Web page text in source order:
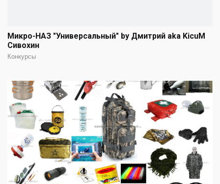
Микро-НАЗ "Универсальный" by Дмитрий aka KicuM
Сивохин
Конкурсы